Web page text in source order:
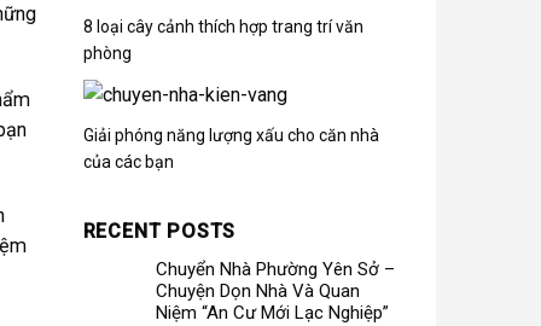
8 loại cây cảnh thích hợp trang trí văn
phòng
Giải phóng năng lượng xấu cho căn nhà
của các bạn
RECENT POSTS
Chuyển Nhà Phường Yên Sở –
Chuyện Dọn Nhà Và Quan
Niệm “An Cư Mới Lạc Nghiệp”